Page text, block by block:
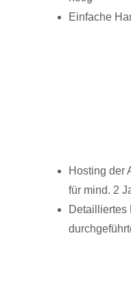
Einfache
Hosting der
für mind. 2
Detailliertes